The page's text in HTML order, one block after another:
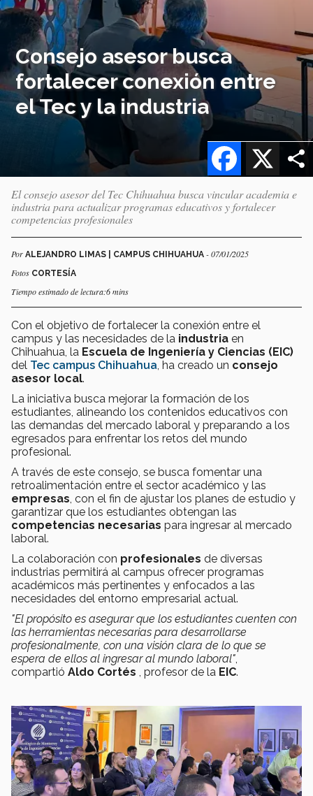
Consejo asesor busca
fortalecer conexión entre
el Tec y la industria
X
Facebook
El consejo asesor del Tec Chihuahua busca vincular academia e
industria para actualizar programas educativos y fortalecer
competencias profesionales
Por ALEJANDRO LIMAS | CAMPUS CHIHUAHUA - 07/01/2025
Fotos CORTESÍA
Tiempo estimado de lectura:6 mins
Con el objetivo de fortalecer la conexión entre el
campus y las necesidades de la industria en
Chihuahua, la Escuela de Ingeniería y Ciencias (EIC)
del Tec campus Chihuahua , ha creado un consejo
asesor local.
La iniciativa busca mejorar la formación de los
estudiantes, alineando los contenidos educativos con
las demandas del mercado laboral y preparando a los
egresados para enfrentar los retos del mundo
profesional.
A través de este consejo, se busca fomentar una
retroalimentación entre el sector académico y las
empresas , con el fin de ajustar los planes de estudio y
garantizar que los estudiantes obtengan las
competencias necesarias para ingresar al mercado
laboral.
La colaboración con profesionales de diversas
industrias permitirá al campus ofrecer programas
académicos más pertinentes y enfocados a las
necesidades del entorno empresarial actual.
"El propósito es asegurar que los estudiantes cuenten con
las herramientas necesarias para desarrollarse
profesionalmente, con una visión clara de lo que se
espera de ellos al ingresar al mundo laboral"
compartió Aldo Cortés , profesor de la EIC.